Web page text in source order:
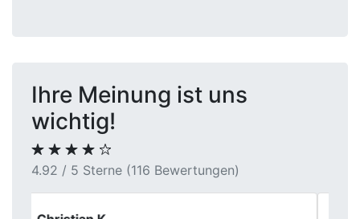
Ihre Meinung ist uns
wichtig!
4.92 / 5 Sterne (116 Bewertungen)